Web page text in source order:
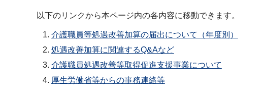
以下のリンクから本ページ内の各内容に移動できます。
介護職員等処遇改善加算の届出について（年度別）
処遇改善加算に関連するQ&Aなど
介護職員処遇改善等取得促進支援事業について
厚生労働省等からの事務連絡等